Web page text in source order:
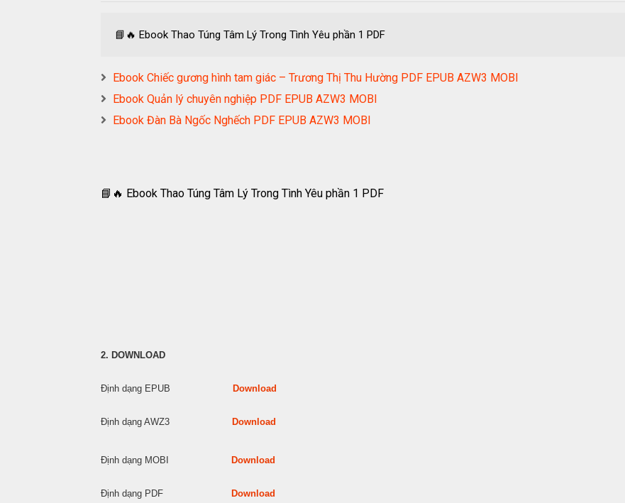
📘🔥 Ebook Thao Túng Tâm Lý Trong Tình Yêu phần 1 PDF
Ebook Chiếc gương hình tam giác – Trương Thị Thu Hường PDF EPUB AZW3 MOBI
Ebook Quản lý chuyên nghiệp PDF EPUB AZW3 MOBI
Ebook Đàn Bà Ngốc Nghếch PDF EPUB AZW3 MOBI
📘🔥 Ebook Thao Túng Tâm Lý Trong Tình Yêu phần 1 PDF
2. DOWNLOAD
Định dạng EPUB Download
Định dạng AWZ3 Download
Định dạng MOBI Download
Định dạng PDF Download